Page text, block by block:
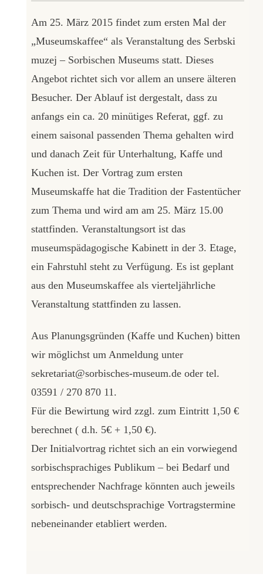
Am 25. März 2015 findet zum ersten Mal der
„Museumskaffee“ als Veranstaltung des Serbski
muzej – Sorbischen Museums statt. Dieses
Angebot richtet sich vor allem an unsere älteren
Besucher. Der Ablauf ist dergestalt, dass zu
anfangs ein ca. 20 minütiges Referat, ggf. zu
einem saisonal passenden Thema gehalten wird
und danach Zeit für Unterhaltung, Kaffe und
Kuchen ist. Der Vortrag zum ersten
Museumskaffe hat die Tradition der Fastentücher
zum Thema und wird am am 25. März 15.00
stattfinden. Veranstaltungsort ist das
museumspädagogische Kabinett in der 3. Etage,
ein Fahrstuhl steht zu Verfügung. Es ist geplant
aus den Museumskaffee als vierteljährliche
Veranstaltung stattfinden zu lassen.
Aus Planungsgründen (Kaffe und Kuchen) bitten
wir möglichst um Anmeldung unter
sekretariat@sorbisches-museum.de oder tel.
03591 / 270 870 11.
Für die Bewirtung wird zzgl. zum Eintritt 1,50 €
berechnet ( d.h. 5€ + 1,50 €).
Der Initialvortrag richtet sich an ein vorwiegend
sorbischsprachiges Publikum – bei Bedarf und
entsprechender Nachfrage könnten auch jeweils
sorbisch- und deutschsprachige Vortragstermine
nebeneinander etabliert werden.